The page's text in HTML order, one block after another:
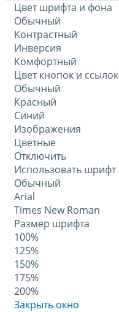
Цвет шрифта и фона
Обычный
Контрастный
Инверсия
Комфортный
Цвет кнопок и ссылок
Обычный
Красный
Синий
Изображения
Цветные
Отключить
Использовать шрифт
Обычный
Arial
Times New Roman
Размер шрифта
100%
125%
150%
175%
200%
Закрыть окно